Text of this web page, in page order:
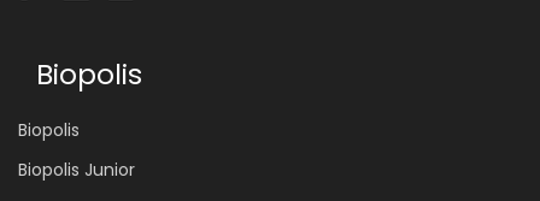
Biopolis
Biopolis
Biopolis Junior